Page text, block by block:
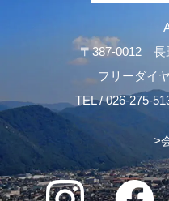
第３条（個人情報を収集
当社が個人情報を収集・利用
（1）ユーザーに自分の登録
行っていただくために，氏名
情報，利用されたサービスや
（2）ユーザーにお知らせや
用する場合やユーザーに商品
するため，氏名や住所などの
（3）ユーザーの本人確認を
〒387-0012 長
フリーダイ
TEL /026-275-
>